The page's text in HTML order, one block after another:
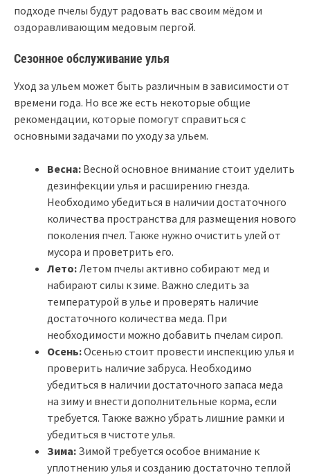
подходе пчелы будут радовать вас своим мёдом и
оздоравливающим медовым пергой.
Сезонное обслуживание улья
Уход за ульем может быть различным в зависимости от
времени года. Но все же есть некоторые общие
рекомендации, которые помогут справиться с
основными задачами по уходу за ульем.
Весна: Весной основное внимание стоит уделить
дезинфекции улья и расширению гнезда.
Необходимо убедиться в наличии достаточного
количества пространства для размещения нового
поколения пчел. Также нужно очистить улей от
мусора и проветрить его.
Лето: Летом пчелы активно собирают мед и
набирают силы к зиме. Важно следить за
температурой в улье и проверять наличие
достаточного количества меда. При
необходимости можно добавить пчелам сироп.
Осень:Осенью стоит провести инспекцию улья и
проверить наличие забруса. Необходимо
убедиться в наличии достаточного запаса меда
на зиму и внести дополнительные корма, если
требуется. Также важно убрать лишние рамки и
убедиться в чистоте улья.
Зима: Зимой требуется особое внимание к
уплотнению улья и созданию достаточно теплой